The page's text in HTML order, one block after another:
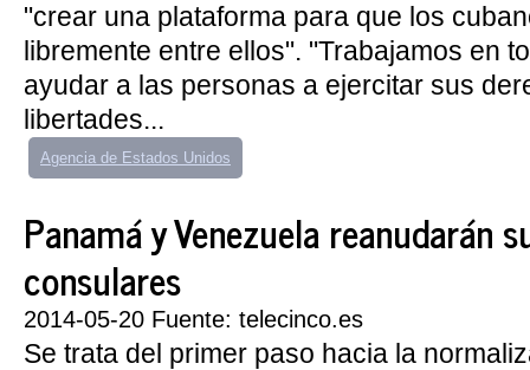
"crear una plataforma para que los
libremente entre ellos". "Trabajamos en
ayudar a las personas a ejercitar sus
libertades...
Agencia de Estados Unidos
Panamá y Venezuela reanudarán
consulares
2014-05-20 Fuente: telecinco.es
Se trata del primer paso hacia la